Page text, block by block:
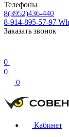
Телефоны
8(3952)436-440
8-914-895-57-97
Заказать звонок
0
0
0
Кабинет